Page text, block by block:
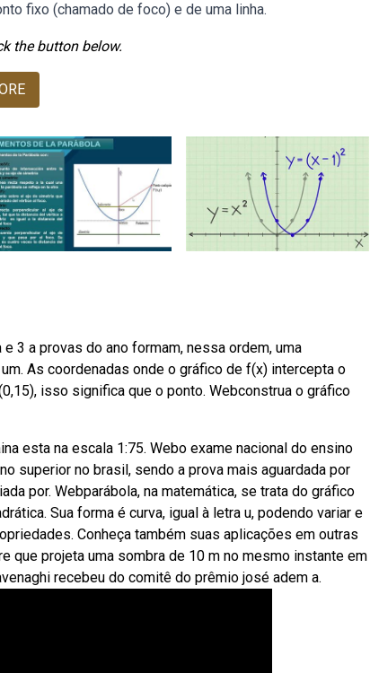
fixo (chamado de foco) e de uma linha.
the button below.
3 a provas do ano formam, nessa ordem, uma
As coordenadas onde o gráfico de f(x) intercepta o
isso significa que o ponto. Webconstrua o gráfico
esta na escala 1:75. Webo exame nacional do ensino
superior no brasil, sendo a prova mais aguardada por
por. Webparábola, na matemática, se trata do gráfico
Sua forma é curva, igual à letra u, podendo variar e
Conheça também suas aplicações em outras
que projeta uma sombra de 10 m no mesmo instante em
recebeu do comitê do prêmio josé adem a.